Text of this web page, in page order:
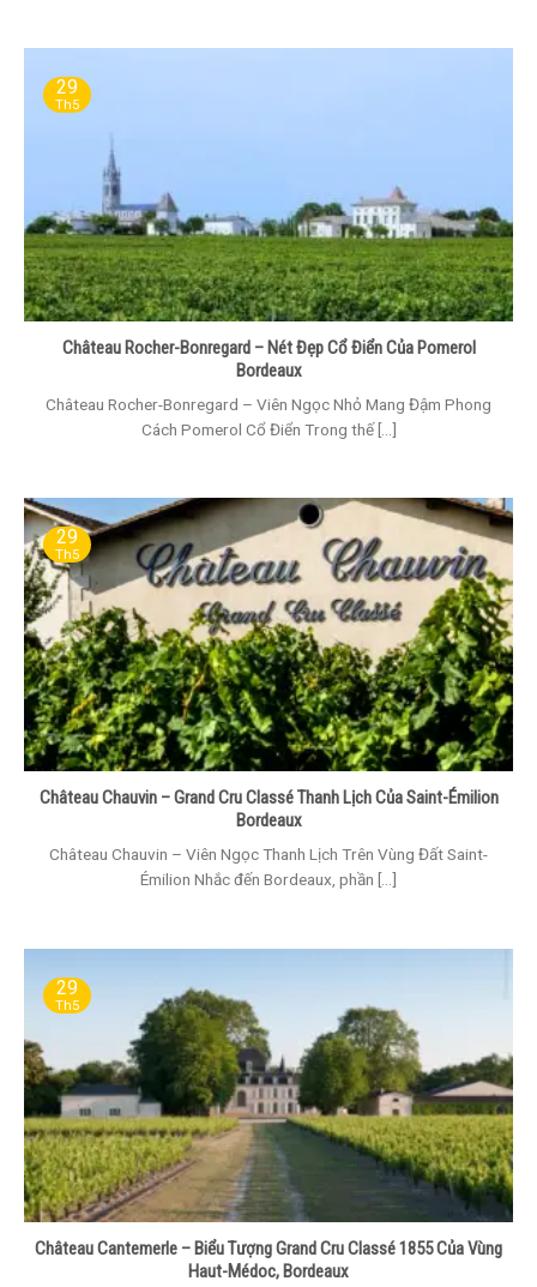
Château Rocher-Bonregard – Nét Đẹp Cổ Điển Của Pomerol
Bordeaux
Château Rocher-Bonregard – Viên Ngọc Nhỏ Mang Đậm Phong
Cách Pomerol Cổ Điển Trong thế [...]
29
Th5
Château Chauvin – Grand Cru Classé Thanh Lịch Của Saint-Émilion
Bordeaux
Château Chauvin – Viên Ngọc Thanh Lịch Trên Vùng Đất Saint-
Émilion Nhắc đến Bordeaux, phần [...]
29
Th5
Château Cantemerle – Biểu Tượng Grand Cru Classé 1855 Của Vùng
Haut-Médoc, Bordeaux
29
Th5